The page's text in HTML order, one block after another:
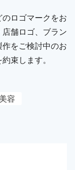
ロゴマークをお
舗ロゴ、ブラン
をご検討中のお
束します。
美容